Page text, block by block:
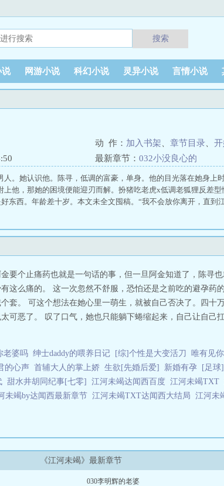
搜索
说 网游小说 科幻小说 灵异小说 言情小说
动 作： 加入书架 章节目录
最新章节： 032小没良心的
人。她认识他。陈寻，低调的富豪，单身。他的目光落在她身上
他，那她的困境便能迎刃而解。扮猪吃老虎x低调老狐狸反差
东西。年龄差十岁。本文未全文囤稿。“我不会放你离开，直到
要个止痛药也就是一句话的事，但一旦阿金知道了，陈寻
这么痛的。 这一次忽然不舒服，恐怕还是之前吃的避孕药
套。 可这个想法在她心里一萌生，就被自己否决了。四十
可恶了。 叹了口气，她也只能躺下蜷缩起来，自己让自己
老婆吗 绅士daddy的喂养日记 [综]个性是大变活刀 唯有见
的心声 首辅大人的掌上娇 生欲[先婚后爱] 新婚有孕 [足球
甜水井胡同纪事[七零] 江河未竭达闻西百度 江河未竭TXT
未竭by达闻西最新章节 江河未竭TXT达闻西大结局 江河未
《江河未竭》最新章节
030李明辉的老婆